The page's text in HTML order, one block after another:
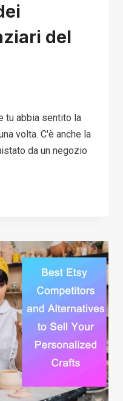
del
tu abbia sentito la
volta. C'è anche la
da un negozio